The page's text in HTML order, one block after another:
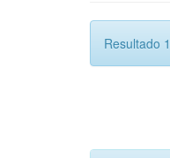
Resultado